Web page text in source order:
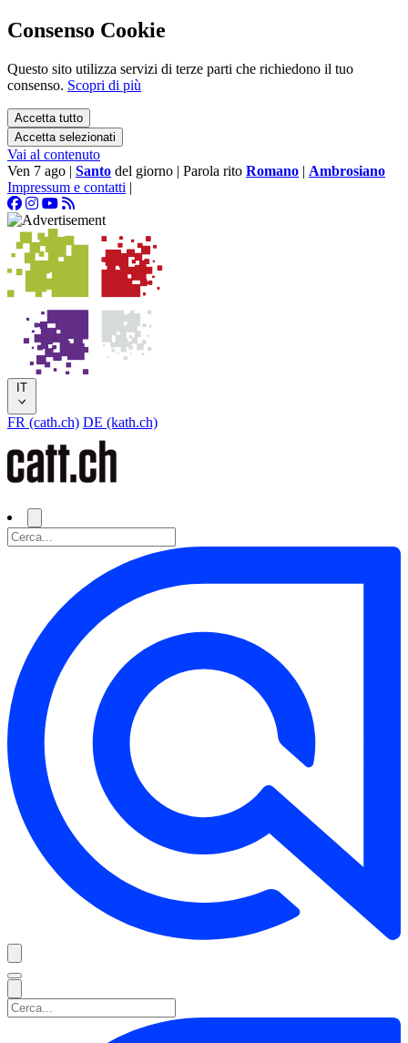
Consenso Cookie
Questo sito utilizza servizi di terze parti che richiedono il tuo
consenso. Scopri di più
Accetta tutto
Accetta selezionati
Vai al contenuto
Ven 7 ago | Santo del giorno | Parola rito Romano | Ambrosiano
Impressum e contatti |
IT
FR (cath.ch) DE (kath.ch)